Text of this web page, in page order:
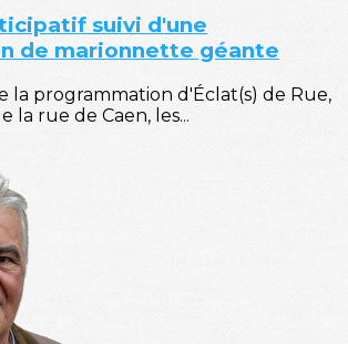
suivi d'une
de marionnette géante
la programmation d'Éclat(s) de Rue,
la rue de Caen, les...